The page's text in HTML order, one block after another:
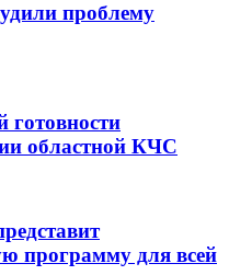
проблему
областной КЧС
программу для всей